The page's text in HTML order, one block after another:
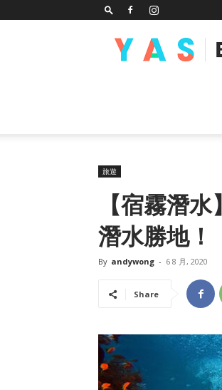
旅遊
【宿霧潛
潛水勝地！
By andywong - 6 8 月, 2020
Share